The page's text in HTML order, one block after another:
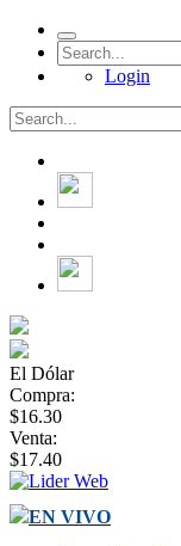
Login
El Dólar
Compra:
$16.30
Venta:
$17.40
EN VIVO